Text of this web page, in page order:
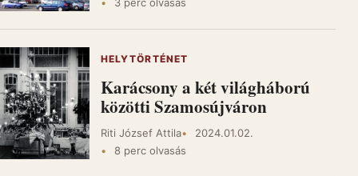
HELYTÖRTÉNET
Karácsony a két világháború
közötti Szamosújváron
Riti József Attila
2024.01.02.
8 perc olvasás